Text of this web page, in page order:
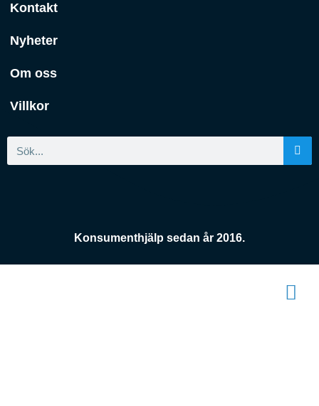
Kontakt
Nyheter
Om oss
Villkor
Konsumenthjälp sedan år 2016.